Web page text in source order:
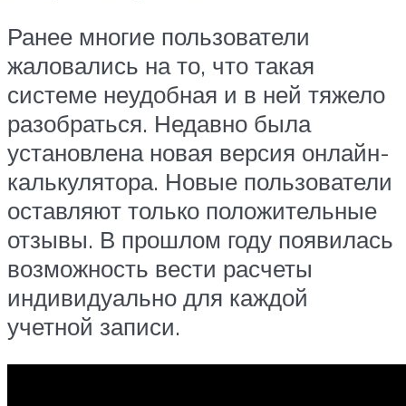
Ранее многие пользователи
жаловались на то, что такая
системе неудобная и в ней тяжело
разобраться. Недавно была
установлена новая версия онлайн-
калькулятора. Новые пользователи
оставляют только положительные
отзывы. В прошлом году появилась
возможность вести расчеты
индивидуально для каждой
учетной записи.